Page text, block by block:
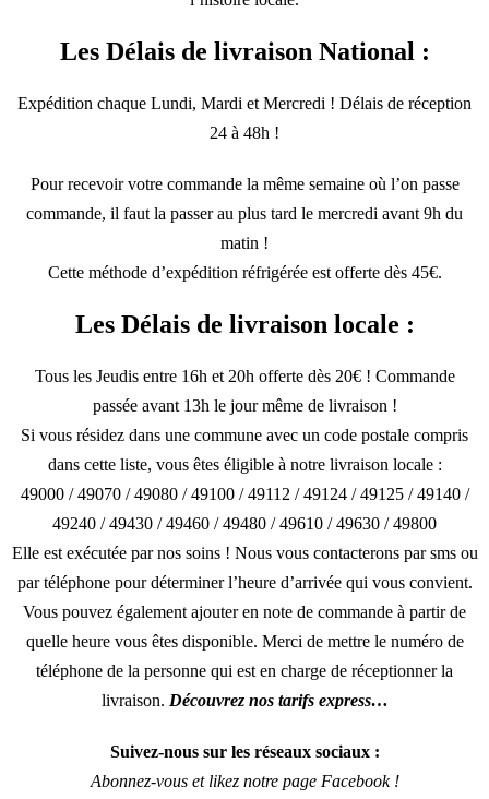
Les Délais de livraison National :
Expédition chaque Lundi, Mardi et Mercredi ! Délais de réception
24 à 48h !
Pour recevoir votre commande la même semaine où l’on passe
commande, il faut la passer au plus tard le mercredi avant 9h du
matin !
Cette méthode d’expédition réfrigérée est offerte dès 45€.
Les Délais de livraison locale :
Tous les Jeudis entre 16h et 20h offerte dès 20€ ! Commande
passée avant 13h le jour même de livraison !
Si vous résidez dans une commune avec un code postale compris
dans cette liste, vous êtes éligible à notre livraison locale :
49000 / 49070 / 49080 / 49100 / 49112 / 49124 / 49125 / 49140 /
49240 / 49430 / 49460 / 49480 / 49610 / 49630 / 49800
Elle est exécutée par nos soins ! Nous vous contacterons par sms ou
par téléphone pour déterminer l’heure d’arrivée qui vous convient.
Vous pouvez également ajouter en note de commande à partir de
quelle heure vous êtes disponible. Merci de mettre le numéro de
téléphone de la personne qui est en charge de réceptionner la
livraison. Découvrez nos tarifs express…
Suivez-nous sur les réseaux sociaux :
Abonnez-vous et likez notre page Facebook !